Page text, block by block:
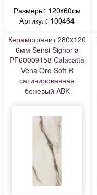
Размеры: 120x60см
Артикул: 100464
Керамогранит 280x120
6мм Sensi Signoria
PF60009158 Calacatta
Vena Oro Soft R
сатинированная
бежевый ABK